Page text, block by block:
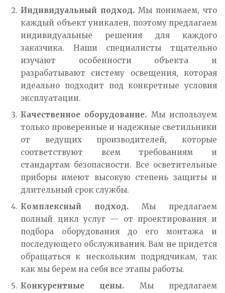
Индивидуальный подход. Мы понимаем, что
каждый объект уникален, поэтому предлагаем
индивидуальные решения для каждого
заказчика. Наши специалисты тщательно
изучают особенности объекта и
разрабатывают систему освещения, которая
идеально подходит под конкретные условия
эксплуатации.
Качественное оборудование. Мы используем
только проверенные и надежные светильники
от ведущих производителей, которые
соответствуют всем требованиям и
стандартам безопасности. Все осветительные
приборы имеют высокую степень защиты и
длительный срок службы.
Комплексный подход. Мы предлагаем
полный цикл услуг — от проектирования и
подбора оборудования до его монтажа и
последующего обслуживания. Вам не придется
обращаться к нескольким подрядчикам, так
как мы берем на себя все этапы работы.
Конкурентные цены. Мы предлагаем